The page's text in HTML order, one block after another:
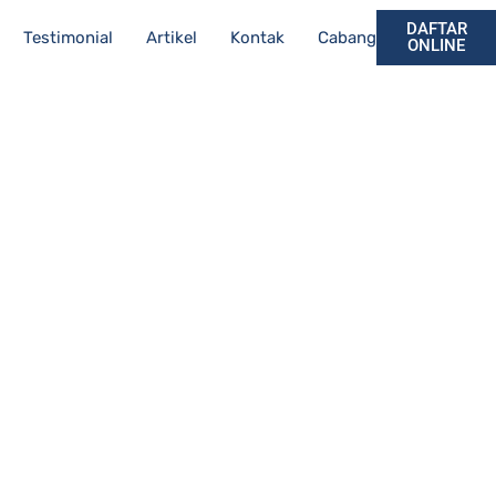
Testimonial Artikel Kontak Cabang
DAFTAR
ONLINE